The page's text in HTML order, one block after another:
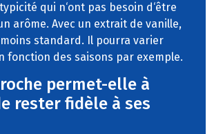
qui n‘ont pas besoin d‘être
arôme. Avec un extrait de vanille,
standard. Il pourra varier
fonction des saisons par exemple.
permet-elle à
rester fidèle à ses